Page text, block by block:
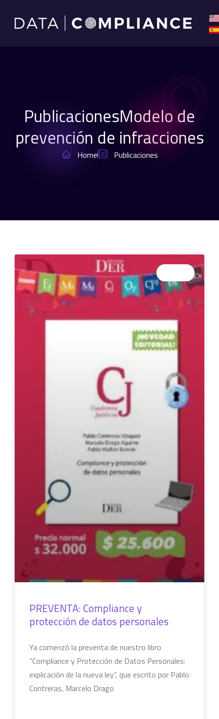
PublicacionesModelo de
prevención de infracciones
Home Publicaciones
PREVENTA: Compliance y
protección de datos personales
Ya comenzó la preventa de nuestro libro
“Compliance y Protección de Datos Personales:
explicación de la nueva ley”, que escrito por Pablo
Contreras, Marcelo Drago